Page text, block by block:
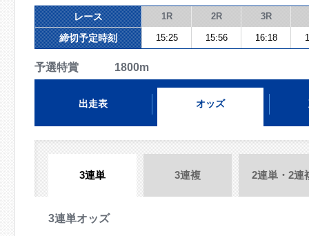
レース 1R 2R 3R
締切予定時刻 15:25 15:56 16:18
予選特賞 1800m
出走表 オッズ
3連単 3連複 2連単・2連
3連単オッズ